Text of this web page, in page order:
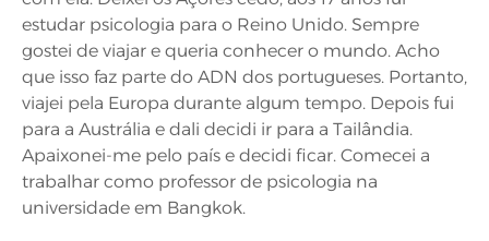
estudar psicologia para o Reino Unido. Sempre
gostei de viajar e queria conhecer o mundo. Acho
que isso faz parte do ADN dos portugueses. Portanto,
viajei pela Europa durante algum tempo. Depois fui
para a Austrália e dali decidi ir para a Tailândia.
Apaixonei-me pelo país e decidi ficar. Comecei a
trabalhar como professor de psicologia na
universidade em Bangkok.